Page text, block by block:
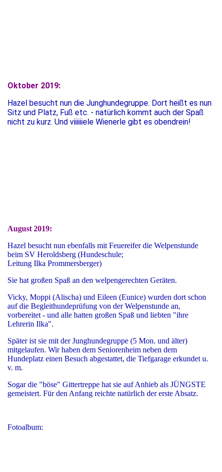
Oktober 2019:
Hazel besucht nun die Junghundegruppe. Dort heißt es nun
Sitz und Platz, Fuß etc. - natürlich kommt auch der Spaß
nicht zu kurz. Und viiiiiiele Wienerle gibt es obendrein!
August 2019:
Hazel besucht nun ebenfalls mit Feuereifer die Welpenstunde
beim SV Heroldsberg (Hundeschule;
Leitung Ilka Prommersberger)
Sie hat großen Spaß an den welpengerechten Geräten.
Vicky, Moppi (Alischa) und Eileen (Eunice) wurden dort schon
auf die Begleithundeprüfung von der Welpenstunde an,
vorbereitet - und alle hatten großen Spaß und liebten "ihre
Lehrerin Ilka".
Später ist sie mit der Junghundegruppe (5 Mon. und älter)
mitgelaufen. Wir haben dem Seniorenheim neben dem
Hundeplatz einen Besuch abgestattet, die Tiefgarage erkundet u.
v. m.
Sogar die "böse" Gittertreppe hat sie auf Anhieb als JÜNGSTE
gemeistert. Für den Anfang reichte natürlich der erste Absatz.
Fotoalbum: